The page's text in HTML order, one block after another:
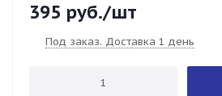
395 руб./шт
Под заказ. Доставка 1 день